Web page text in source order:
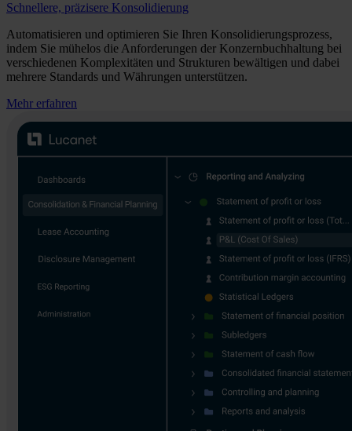
Schnellere, präzisere Konsolidierung
Automatisieren und optimieren Sie Ihren Konsolidierungsprozess,
indem Sie mühelos die Anforderungen der Konzernbuchhaltung bei
verschiedenen Komplexitäten und Strukturen bewältigen und dabei
mehrere Standards und Währungen unterstützen.
Mehr erfahren